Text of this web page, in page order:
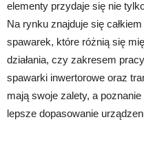
elementy przydaje się nie
Na rynku znajduje się
spawarek, które różnią się
działania, czy zakresem
spawarki inwertorowe oraz
mają swoje zalety, a
lepsze dopasowanie